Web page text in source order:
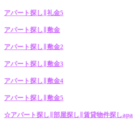
アパート探し∥礼金5
アパート探し∥敷金
アパート探し∥敷金2
アパート探し∥敷金3
アパート探し∥敷金4
アパート探し∥敷金5
☆アパート探し∥部屋探し∥賃貸物件探しapa